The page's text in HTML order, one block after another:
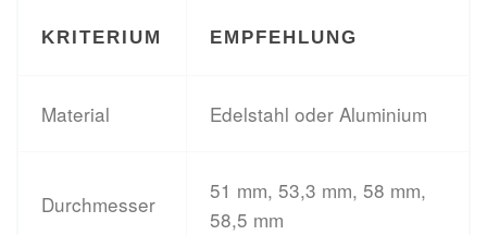
KRITERIUM EMPFEHLUNG
Material Edelstahl oder Aluminium
Durchmesser
51 mm, 53,3 mm, 58 mm,
58,5 mm